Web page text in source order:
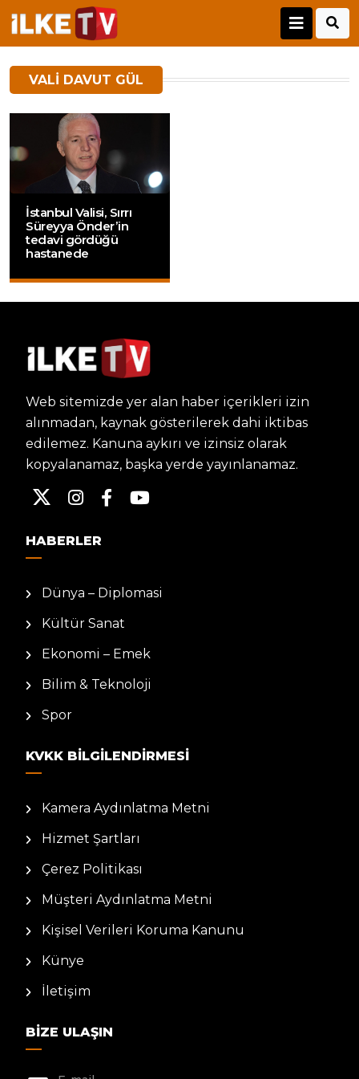
VALI DAVUT GÜL
İstanbul Valisi, Sırrı
Süreyya Önder’in
tedavi gördüğü
hastanede
Web sitemizde yer alan haber içerikleri izin
alınmadan, kaynak gösterilerek dahi iktibas
edilemez. Kanuna aykırı ve izinsiz olarak
kopyalanamaz, başka yerde yayınlanamaz.
HABERLER
Dünya – Diplomasi
Kültür Sanat
Ekonomi – Emek
Bilim & Teknoloji
Spor
KVKK BILGILENDIRMESI
Kamera Aydınlatma Metni
Hizmet Şartları
Çerez Politikası
Müşteri Aydınlatma Metni
Kişisel Verileri Koruma Kanunu
Künye
İletişim
BIZE ULAŞIN